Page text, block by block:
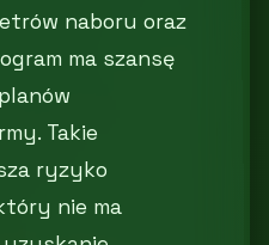
naboru oraz
ma szansę
Takie
ryzyko
nie ma